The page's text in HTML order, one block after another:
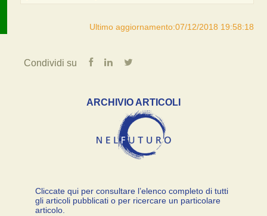
Ultimo aggiornamento:07/12/2018 19:58:18
Condividi su
ARCHIVIO ARTICOLI
Cliccate qui per consultare l’elenco completo di tutti
gli articoli pubblicati o per ricercare un particolare
articolo.